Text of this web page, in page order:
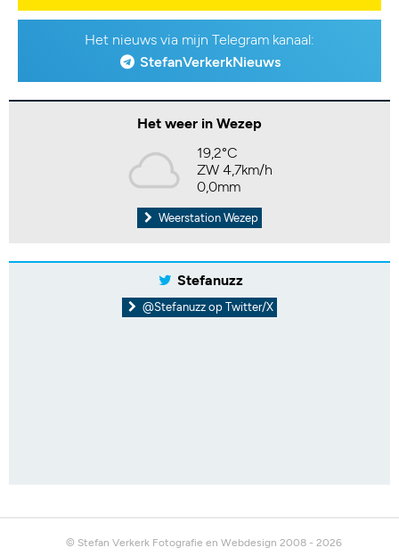
Het nieuws via mijn Telegram kanaal:
StefanVerkerkNieuws
Het weer in Wezep
19,2°C
ZW 4,7km/h
0,0mm
Weerstation Wezep
Stefanuzz
@Stefanuzz op Twitter/X
© Stefan Verkerk Fotografie en Webdesign 2008 - 2026